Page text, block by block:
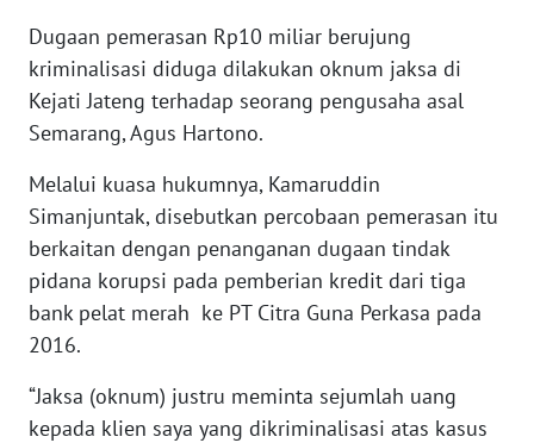
Dugaan pemerasan Rp10 miliar berujung
kriminalisasi diduga dilakukan oknum jaksa di
Kejati Jateng terhadap seorang pengusaha asal
Semarang, Agus Hartono.
Melalui kuasa hukumnya, Kamaruddin
Simanjuntak, disebutkan percobaan pemerasan itu
berkaitan dengan penanganan dugaan tindak
pidana korupsi pada pemberian kredit dari tiga
bank pelat merah ke PT Citra Guna Perkasa pada
2016.
“Jaksa (oknum) justru meminta sejumlah uang
kepada klien saya yang dikriminalisasi atas kasus
TEBING
TINGGI
WN
KARAWANG
WN
BEKASI
WN
BOGOR